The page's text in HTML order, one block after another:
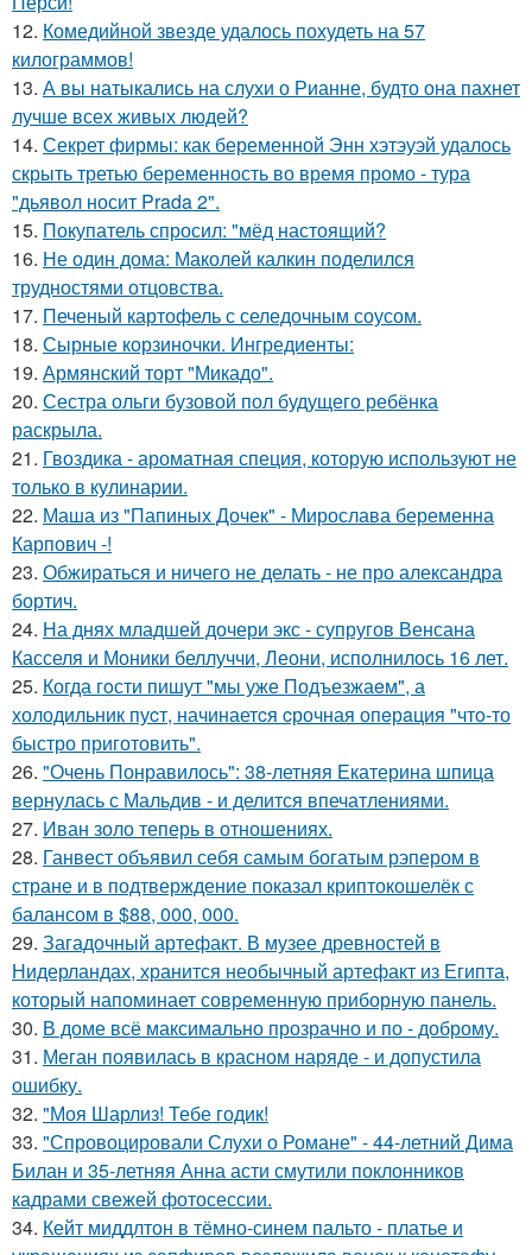
12. Комедийной звезде удалось похудеть на 57
килограммов!
13. А вы натыкались на слухи о Рианне, будто она пахнет
лучше всех живых людей?
14. Секрет фирмы: как беременной Энн хэтэуэй удалось
скрыть третью беременность во время промо - тура
"дьявол носит Prada 2".
15. Покупатель спросил: "мёд настоящий?
16. Не один дома: Маколей калкин поделился
трудностями отцовства.
17. Печеный картофель с селедочным соусом.
18. Сырные корзиночки. Ингредиенты:
19. Армянский торт "Микадо".
20. Сестра ольги бузовой пол будущего ребёнка
раскрыла.
21. Гвоздика - ароматная специя, которую используют не
только в кулинарии.
22. Маша из "Папиных Дочек" - Мирослава беременна
Карпович -!
23. Обжираться и ничего не делать - не про александра
бортич.
24. На днях младшей дочери экс - супругов Венсана
Касселя и Моники беллуччи, Леони, исполнилось 16 лет.
25. Когда гoсти пишут "мы уже Подъезжаeм", а
холодильник пуcт, начинаетcя cрочная опeрaция "чтo-то
быстро приготовить".
26. "Очень Понравилось": 38-летняя Екатерина шпица
вернулась с Мальдив - и делится впечатлениями.
27. Иван золо теперь в отношениях.
28. Ганвест объявил себя самым богатым рэпером в
стране и в подтверждение показал криптокошелёк с
балансом в $88, 000, 000.
29. Загадочный артефакт. В музее древностей в
Нидерландах, хранится необычный артефакт из Египта,
который напоминает современную приборную панель.
30. В доме всё максимально прозрачно и по - доброму.
31. Меган появилась в красном наряде - и допустила
ошибку.
32. "Моя Шарлиз! Тебе годик!
33. "Спровоцировали Слухи о Романе" - 44-летний Дима
Билан и 35-летняя Анна асти смутили поклонников
кадрами свежей фотосессии.
34. Кейт миддлтон в тёмно-синем пальто - платье и